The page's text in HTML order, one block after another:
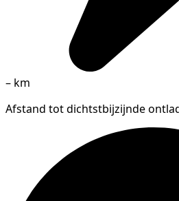
– km
Afstand tot dichtstbijzijnde